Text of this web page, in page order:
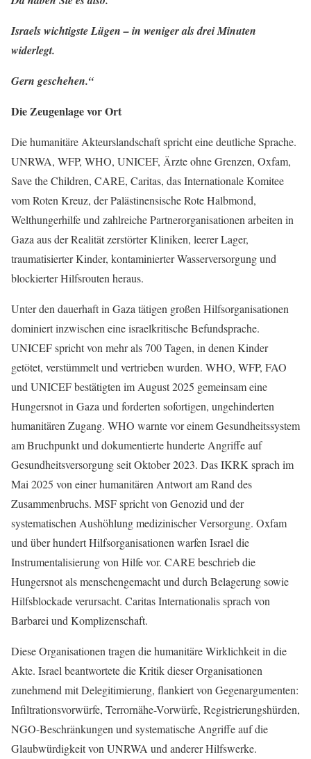
Israels wichtigste Lügen – in weniger als drei Minuten
widerlegt.
Gern geschehen.“
Die Zeugenlage vor Ort
Die humanitäre Akteurslandschaft spricht eine deutliche Sprache.
UNRWA, WFP, WHO, UNICEF, Ärzte ohne Grenzen, Oxfam,
Save the Children, CARE, Caritas, das Internationale Komitee
vom Roten Kreuz, der Palästinensische Rote Halbmond,
Welthungerhilfe und zahlreiche Partnerorganisationen arbeiten in
Gaza aus der Realität zerstörter Kliniken, leerer Lager,
traumatisierter Kinder, kontaminierter Wasserversorgung und
blockierter Hilfsrouten heraus.
Unter den dauerhaft in Gaza tätigen großen Hilfsorganisationen
dominiert inzwischen eine israelkritische Befundsprache.
UNICEF spricht von mehr als 700 Tagen, in denen Kinder
getötet, verstümmelt und vertrieben wurden. WHO, WFP, FAO
und UNICEF bestätigten im August 2025 gemeinsam eine
Hungersnot in Gaza und forderten sofortigen, ungehinderten
humanitären Zugang. WHO warnte vor einem Gesundheitssystem
am Bruchpunkt und dokumentierte hunderte Angriffe auf
Gesundheitsversorgung seit Oktober 2023. Das IKRK sprach im
Mai 2025 von einer humanitären Antwort am Rand des
Zusammenbruchs. MSF spricht von Genozid und der
systematischen Aushöhlung medizinischer Versorgung. Oxfam
und über hundert Hilfsorganisationen warfen Israel die
Instrumentalisierung von Hilfe vor. CARE beschrieb die
Hungersnot als menschengemacht und durch Belagerung sowie
Hilfsblockade verursacht. Caritas Internationalis sprach von
Barbarei und Komplizenschaft.
Diese Organisationen tragen die humanitäre Wirklichkeit in die
Akte. Israel beantwortete die Kritik dieser Organisationen
zunehmend mit Delegitimierung, flankiert von Gegenargumenten:
Infiltrationsvorwürfe, Terrornähe-Vorwürfe, Registrierungshürden,
NGO-Beschränkungen und systematische Angriffe auf die
Glaubwürdigkeit von UNRWA und anderer Hilfswerke.